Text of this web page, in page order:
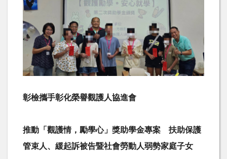
彰檢攜手彰化榮譽觀護人協進會
推動「觀護情，勵學心」獎助學金專案 扶助保護
管束人、緩起訴被告暨社會勞動人弱勢家庭子女